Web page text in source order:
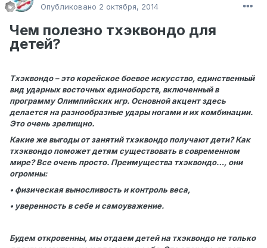
Опубликовано 2 октября, 2014
Чем полезно тхэквондо для
детей?
Тхэквондо – это корейское боевое искусство, единственный
вид ударных восточных единоборств, включенный в
программу Олимпийских игр. Основной акцент здесь
делается на разнообразные удары ногами и их комбинации.
Это очень зрелищно.
Какие же выгоды от занятий тхэквондо получают дети? Как
тхэквондо поможет детям существовать в современном
мире? Все очень просто. Преимущества тхэквондо…, они
огромны:
• физическая выносливость и контроль веса,
• уверенность в себе и самоуважение.
Будем откровенны, мы отдаем детей на тхэквондо не только